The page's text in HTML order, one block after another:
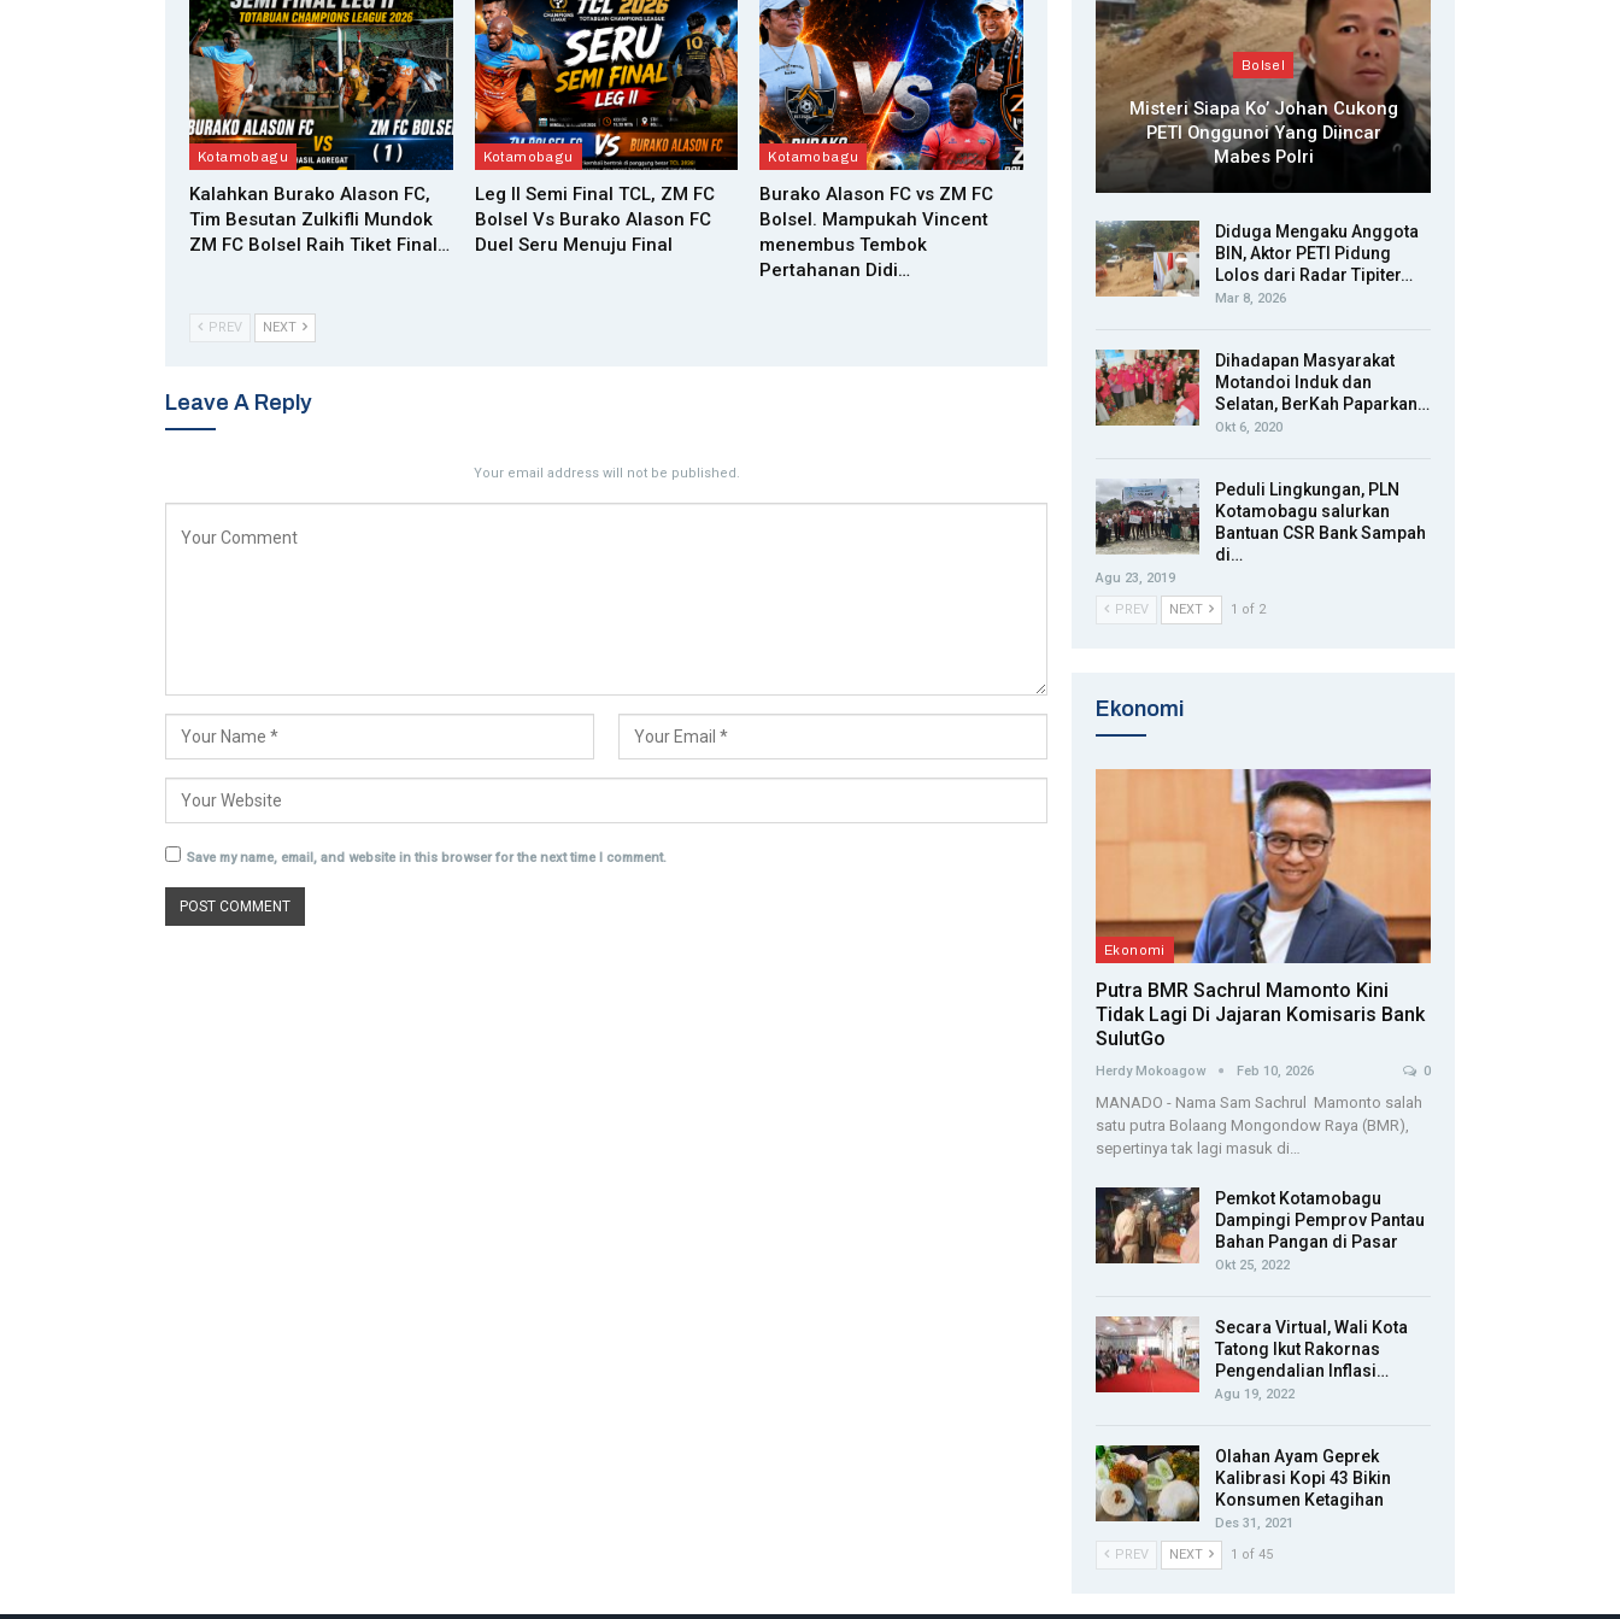
Kotamobagu
Kalahkan Burako Alason FC,
Tim Besutan Zulkifli Mundok
ZM FC Bolsel Raih Tiket Final…
Kotamobagu
Leg II Semi Final TCL, ZM FC
Bolsel Vs Burako Alason FC
Duel Seru Menuju Final
Kotamobagu
Burako Alason FC vs ZM FC
Bolsel. Mampukah Vincent
menembus Tembok
Pertahanan Didi…
PREV NEXT
Leave A Reply
Your email address will not be published.
Save my name, email, and website in this browser for the next time I comment.
Bolsel
Misteri Siapa Ko’ Johan Cukong
PETI Onggunoi Yang Diincar
Mabes Polri
Diduga Mengaku Anggota
BIN, Aktor PETI Pidung
Lolos dari Radar Tipiter…
Mar 8, 2026
Dihadapan Masyarakat
Motandoi Induk dan
Selatan, BerKah Paparkan…
Okt 6, 2020
Peduli Lingkungan, PLN
Kotamobagu salurkan
Bantuan CSR Bank Sampah
di…
Agu 23, 2019
PREV
NEXT 1 of 2
Ekonomi
Ekonomi
Putra BMR Sachrul Mamonto Kini
Tidak Lagi Di Jajaran Komisaris Bank
SulutGo
Herdy Mokoagow Feb 10, 2026 0
MANADO - Nama Sam Sachrul Mamonto salah
satu putra Bolaang Mongondow Raya (BMR),
sepertinya tak lagi masuk di…
Pemkot Kotamobagu
Dampingi Pemprov Pantau
Bahan Pangan di Pasar
Okt 25, 2022
Secara Virtual, Wali Kota
Tatong Ikut Rakornas
Pengendalian Inflasi…
Agu 19, 2022
Olahan Ayam Geprek
Kalibrasi Kopi 43 Bikin
Konsumen Ketagihan
Des 31, 2021
PREV
NEXT 1 of 45